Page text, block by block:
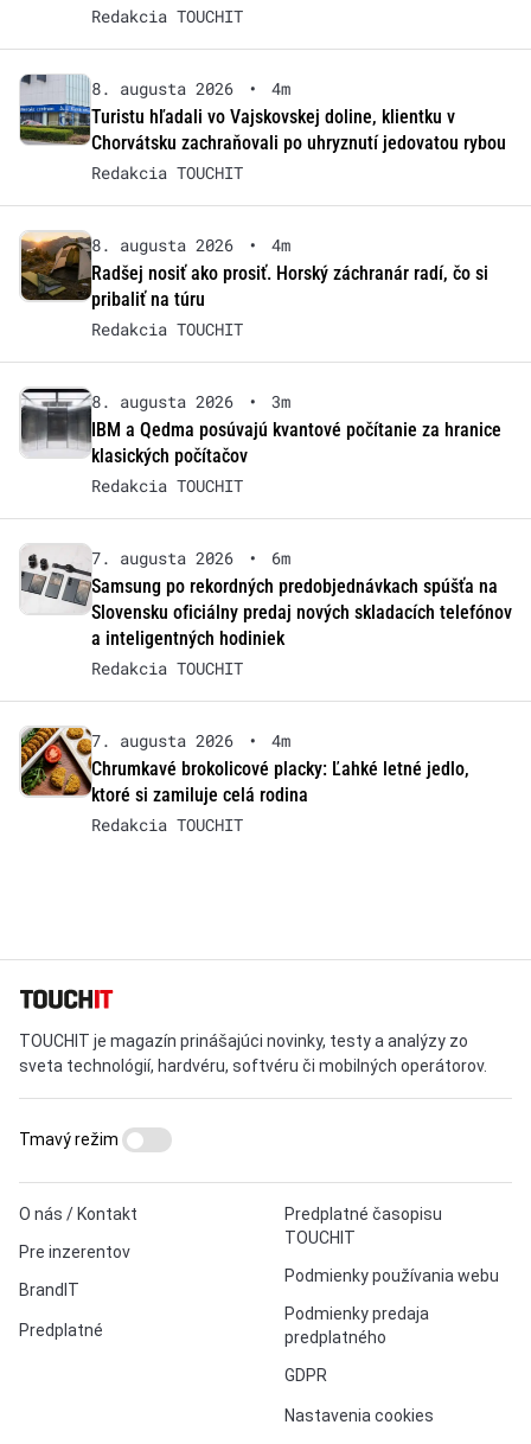
Redakcia TOUCHIT
8. augusta 2026 •
4m
Turistu hľadali vo Vajskovskej doline, klientku v
Chorvátsku zachraňovali po uhryznutí jedovatou rybou
Redakcia TOUCHIT
8. augusta 2026 •
4m
Radšej nosiť ako prosiť. Horský záchranár radí, čo si
pribaliť na túru
Redakcia TOUCHIT
8. augusta 2026 •
3m
IBM a Qedma posúvajú kvantové počítanie za hranice
klasických počítačov
Redakcia TOUCHIT
7. augusta 2026 •
6m
Samsung po rekordných predobjednávkach spúšťa na
Slovensku oficiálny predaj nových skladacích telefónov
a inteligentných hodiniek
Redakcia TOUCHIT
7. augusta 2026 •
4m
Chrumkavé brokolicové placky: Ľahké letné jedlo,
ktoré si zamiluje celá rodina
Redakcia TOUCHIT
TOUCHIT je magazín prinášajúci novinky, testy a analýzy zo
sveta technológií, hardvéru, softvéru či mobilných operátorov.
O nás / Kontakt
Pre inzerentov
BrandIT
Predplatné
Predplatné časopisu
TOUCHIT
Podmienky používania webu
Podmienky predaja
predplatného
GDPR
Nastavenia cookies
Tmavý režim